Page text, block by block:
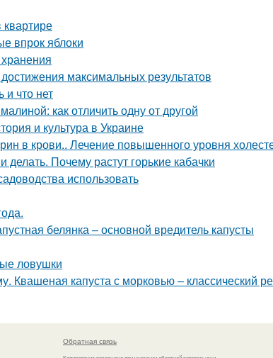
впрок яблоки
максимальных результатов
и что нет
как отличить одну от другой
и культура в Украине
в крови.. Лечение повышенного уровня
делать. Почему растут горькие кабачки
использовать
белянка – основной вредитель капусты
ловушки
Квашеная капуста с морковью – классический
Обратная связь